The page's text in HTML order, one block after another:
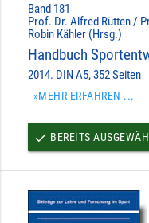
Band 181
Prof. Dr. Alfred Rütten /
Robin Kähler (Hrsg.)
Handbuch
2014. DIN A5, 352 Seiten
»MEHR ERFAHREN ...
done BEREITS